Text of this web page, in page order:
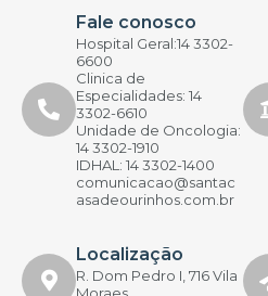
Localização
R. Dom Pedro I, 716 Vila
Moraes
Fale conosco
Hospital Geral:14 3302-
6600
Clinica de
Especialidades: 14
3302-6610
Unidade de Oncologia:
14 3302-1910
IDHAL: 14 3302-1400
comunicacao@santac
asadeourinhos.com.br